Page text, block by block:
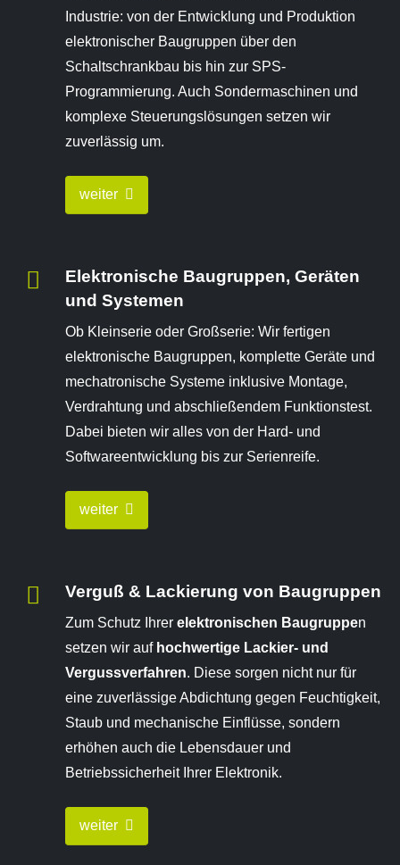
Industrie: von der Entwicklung und Produktion
elektronischer Baugruppen über den
Schaltschrankbau bis hin zur SPS-
Programmierung. Auch Sondermaschinen und
komplexe Steuerungslösungen setzen wir
zuverlässig um.
weiter
Elektronische Baugruppen, Geräten
und Systemen
Ob Kleinserie oder Großserie: Wir fertigen
elektronische Baugruppen, komplette Geräte und
mechatronische Systeme inklusive Montage,
Verdrahtung und abschließendem Funktionstest.
Dabei bieten wir alles von der Hard- und
Softwareentwicklung bis zur Serienreife.
weiter
Verguß & Lackierung von Baugruppen
Zum Schutz Ihrerelektronischen Baugruppen
setzen wir aufhochwertige Lackier- und
Vergussverfahren. Diese sorgen nicht nur für
eine zuverlässige Abdichtung gegen Feuchtigkeit,
Staub und mechanische Einflüsse, sondern
erhöhen auch die Lebensdauer und
Betriebssicherheit Ihrer Elektronik.
weiter